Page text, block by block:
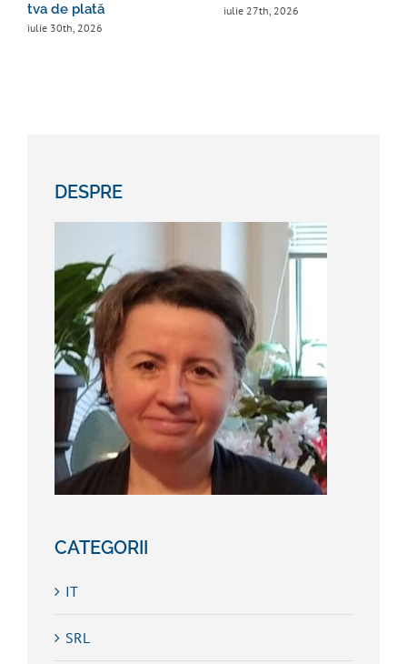
tva de plată
iulie 30th, 2026
iulie 27th, 2026
DESPRE
CATEGORII
IT
SRL